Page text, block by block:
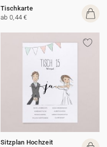
Tischkarte
ab 0,44 €
Sitzplan Hochzeit